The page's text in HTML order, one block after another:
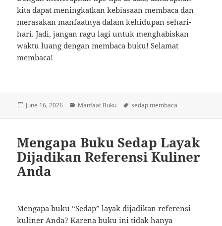
kita dapat meningkatkan kebiasaan membaca dan
merasakan manfaatnya dalam kehidupan sehari-
hari. Jadi, jangan ragu lagi untuk menghabiskan
waktu luang dengan membaca buku! Selamat
membaca!
Posted
June 16, 2026 Categories
Manfaat Buku Tags
sedap membaca
Mengapa Buku Sedap Layak
Dijadikan Referensi Kuliner
Anda
Mengapa buku “Sedap” layak dijadikan referensi
kuliner Anda? Karena buku ini tidak hanya